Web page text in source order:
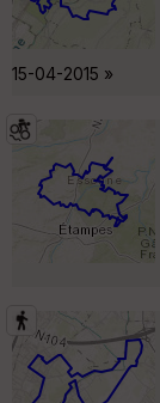
15-04-2015 »